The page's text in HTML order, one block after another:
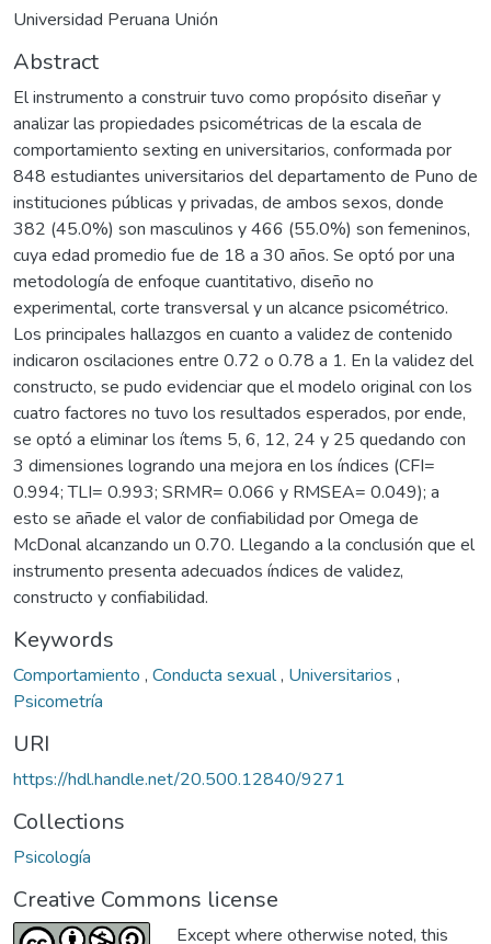
Universidad Peruana Unión
Abstract
El instrumento a construir tuvo como propósito diseñar y
analizar las propiedades psicométricas de la escala de
comportamiento sexting en universitarios, conformada por
848 estudiantes universitarios del departamento de Puno de
instituciones públicas y privadas, de ambos sexos, donde
382 (45.0%) son masculinos y 466 (55.0%) son femeninos,
cuya edad promedio fue de 18 a 30 años. Se optó por una
metodología de enfoque cuantitativo, diseño no
experimental, corte transversal y un alcance psicométrico.
Los principales hallazgos en cuanto a validez de contenido
indicaron oscilaciones entre 0.72 o 0.78 a 1. En la validez del
constructo, se pudo evidenciar que el modelo original con los
cuatro factores no tuvo los resultados esperados, por ende,
se optó a eliminar los ítems 5, 6, 12, 24 y 25 quedando con
3 dimensiones logrando una mejora en los índices (CFI=
0.994; TLI= 0.993; SRMR= 0.066 y RMSEA= 0.049); a
esto se añade el valor de confiabilidad por Omega de
McDonal alcanzando un 0.70. Llegando a la conclusión que el
instrumento presenta adecuados índices de validez,
constructo y confiabilidad.
Keywords
Comportamiento , Conducta sexual, Universitarios ,
Psicometría
URI
https://hdl.handle.net/20.500.12840/9271
Collections
Psicología
Creative Commons license
Except where otherwise noted, this